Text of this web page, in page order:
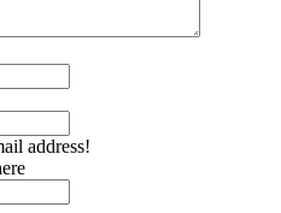
address!